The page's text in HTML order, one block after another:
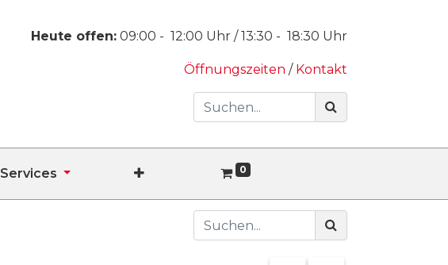
Heute offen: 09:00 - 12:00 Uhr /13:30 - 18:30 Uhr
Öffnungszeiten / Kontakt
Services 0